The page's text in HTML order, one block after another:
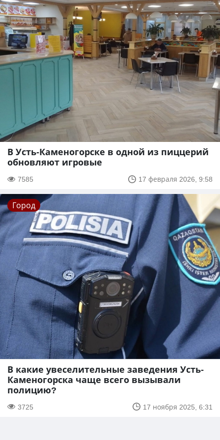
В Усть-Каменогорске в одной из пиццерий
обновляют игровые
7585 17 февраля 2026, 9:58
Город
В какие увеселительные заведения Усть-
Каменогорска чаще всего вызывали
полицию?
3725 17 ноября 2025, 6:31